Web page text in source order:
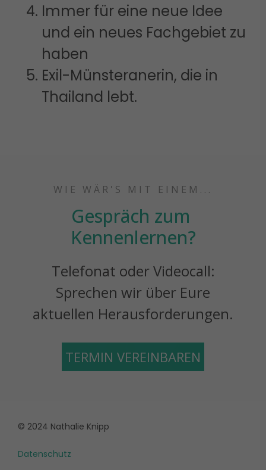
Immer für eine neue Idee
und ein neues Fachgebiet zu
haben
Exil-Münsteranerin, die in
Thailand lebt.
WIE WÄR'S MIT EINEM...
Gespräch zum
Kennenlernen?
Telefonat oder Videocall:
Sprechen wir über Eure
aktuellen Herausforderungen.
TERMIN VEREINBAREN
© 2024 Nathalie Knipp
Datenschutz